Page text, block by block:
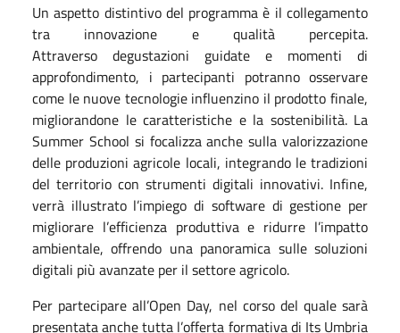
Un aspetto distintivo del programma è il collegamento
tra innovazione e qualità percepita.
Attraverso degustazioni guidate e momenti di
approfondimento, i partecipanti potranno osservare
come le nuove tecnologie influenzino il prodotto finale,
migliorandone le caratteristiche e la sostenibilità. La
Summer School si focalizza anche sulla valorizzazione
delle produzioni agricole locali, integrando le tradizioni
del territorio con strumenti digitali innovativi. Infine,
verrà illustrato l’impiego di software di gestione per
migliorare l’efficienza produttiva e ridurre l’impatto
ambientale, offrendo una panoramica sulle soluzioni
digitali più avanzate per il settore agricolo.
Per partecipare all’Open Day, nel corso del quale sarà
presentata anche tutta l’offerta formativa di Its Umbria